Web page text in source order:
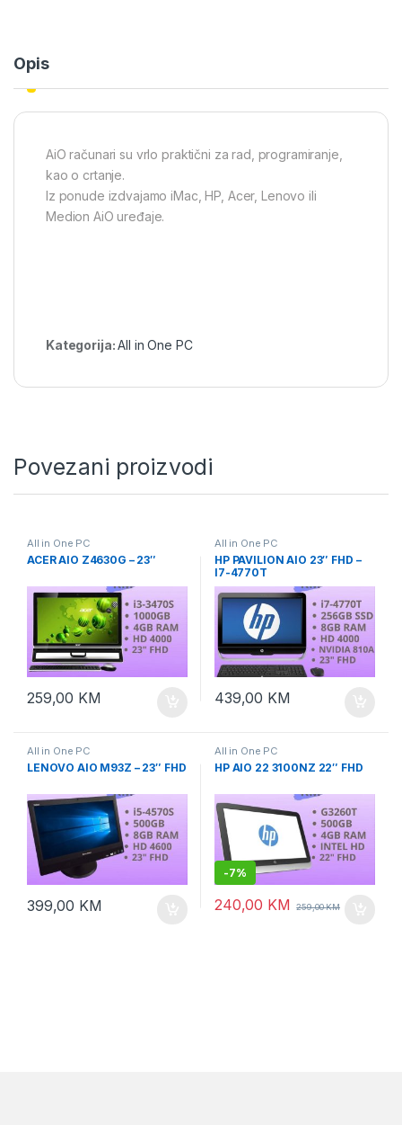
Opis
AiO računari su vrlo praktični za rad, programiranje,
kao o crtanje.
Iz ponude izdvajamo iMac, HP, Acer, Lenovo ili
Medion AiO uređaje.
Kategorija:All in One PC
Povezani proizvodi
All in One PC
ACER AIO Z4630G – 23″
259,00 KM
All in One PC
HP PAVILION AIO 23″ FHD –
I7-4770T
439,00 KM
All in One PC
LENOVO AIO M93Z – 23″ FHD
399,00 KM
All in One PC
HP AIO 22 3100NZ 22″ FHD
-7%
240,00 KM 259,00KM